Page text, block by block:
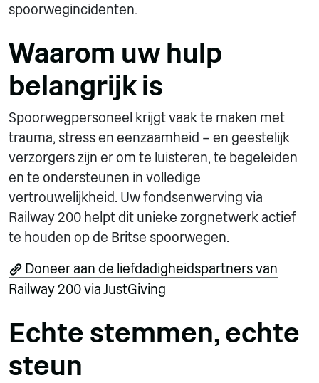
spoorwegincidenten.
Waarom uw hulp
belangrijk is
Spoorwegpersoneel krijgt vaak te maken met
trauma, stress en eenzaamheid – en geestelijk
verzorgers zijn er om te luisteren, te begeleiden
en te ondersteunen in volledige
vertrouwelijkheid. Uw fondsenwerving via
Railway 200 helpt dit unieke zorgnetwerk actief
te houden op de Britse spoorwegen.
Doneer aan de liefdadigheidspartners van
Railway 200 via JustGiving
Echte stemmen, echte
steun